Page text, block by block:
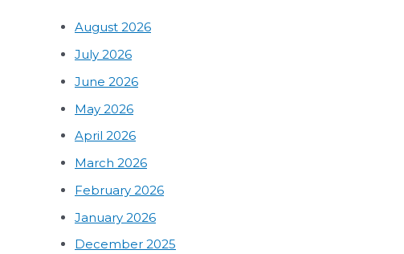
August 2026
July 2026
June 2026
May 2026
April 2026
March 2026
February 2026
January 2026
December 2025